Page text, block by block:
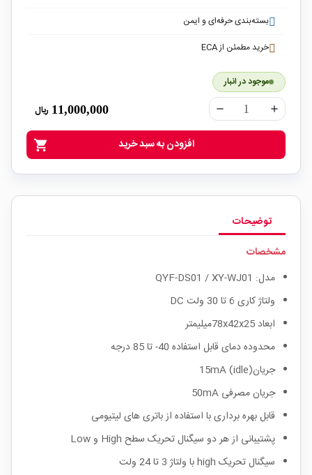
بسته‌بندی حرفه‌ای و ایمن
خرید مطمئن از ECA
موجود در انبار
remove add
11,000,000 ریال
shopping_cart افزودن به سبد خرید
توضیحات
مشخصات
مدل: QYF-DS01 / XY-WJ01
ولتاژ کاری 6 تا 30 ولت DC
ابعاد 78x42x25میلیمتر
محدوده دمای قابل استفاده 40- تا 85 درجه
جریان(idle) 15mA
جریان مصرفی 50mA
قابل بهره برداری با استفاده از باتری های لیتیومی
پشتیبانی از هر دو سیگنال تحریک سطح High و Low
سیگنال تحریک high با ولتاژ 3 تا 24 ولت